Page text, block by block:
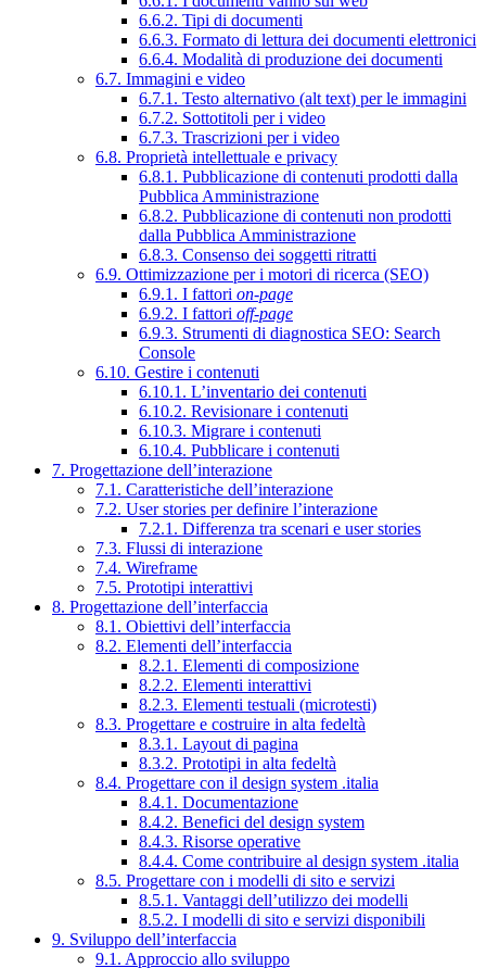
6.6.2. Tipi di documenti
6.6.3. Formato di lettura dei documenti elettronici
6.6.4. Modalità di produzione dei documenti
6.7. Immagini e video
6.7.1. Testo alternativo (alt text) per le immagini
6.7.2. Sottotitoli per i video
6.7.3. Trascrizioni per i video
6.8. Proprietà intellettuale e privacy
6.8.1. Pubblicazione di contenuti prodotti dalla
Pubblica Amministrazione
6.8.2. Pubblicazione di contenuti non prodotti
dalla Pubblica Amministrazione
6.8.3. Consenso dei soggetti ritratti
6.9. Ottimizzazione per i motori di ricerca (SEO)
6.9.1. I fattori on-page
6.9.2. I fattori off-page
6.9.3. Strumenti di diagnostica SEO: Search
Console
6.10. Gestire i contenuti
6.10.1. L’inventario dei contenuti
6.10.2. Revisionare i contenuti
6.10.3. Migrare i contenuti
6.10.4. Pubblicare i contenuti
7. Progettazione dell’interazione
7.1. Caratteristiche dell’interazione
7.2. User stories per definire l’interazione
7.2.1. Differenza tra scenari e user stories
7.3. Flussi di interazione
7.4. Wireframe
7.5. Prototipi interattivi
8. Progettazione dell’interfaccia
8.1. Obiettivi dell’interfaccia
8.2. Elementi dell’interfaccia
8.2.1. Elementi di composizione
8.2.2. Elementi interattivi
8.2.3. Elementi testuali (microtesti)
8.3. Progettare e costruire in alta fedeltà
8.3.1. Layout di pagina
8.3.2. Prototipi in alta fedeltà
8.4. Progettare con il design system .italia
8.4.1. Documentazione
8.4.2. Benefici del design system
8.4.3. Risorse operative
8.4.4. Come contribuire al design system .italia
8.5. Progettare con i modelli di sito e servizi
8.5.1. Vantaggi dell’utilizzo dei modelli
8.5.2. I modelli di sito e servizi disponibili
9. Sviluppo dell’interfaccia
9.1. Approccio allo sviluppo